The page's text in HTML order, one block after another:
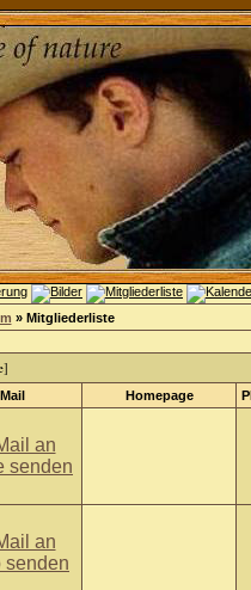
» Mitgliederliste
]
Homepage